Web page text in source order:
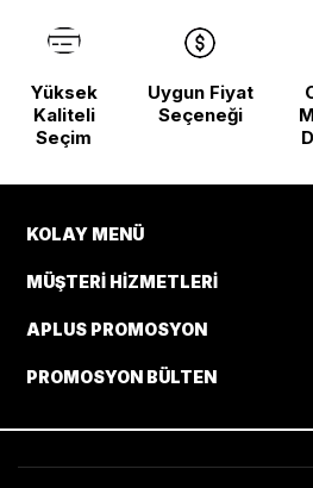
Yüksek
Kaliteli
Seçim
Uygun Fiyat
Seçeneği
KOLAY MENÜ
MÜŞTERI HIZMETLERI
APLUS PROMOSYON
PROMOSYON BÜLTEN